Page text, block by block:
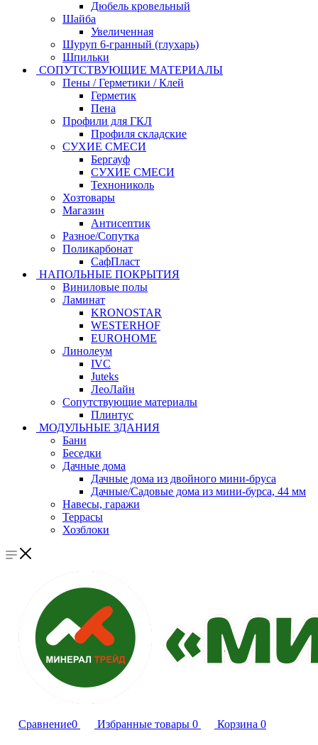
Дюбель кровельный
Шайба
Увеличенная
Шуруп 6-гранный (глухарь)
Шпильки
СОПУТСТВУЮЩИЕ МАТЕРИАЛЫ
Пены / Герметики / Клей
Герметик
Пена
Профили для ГКЛ
Профиля складские
СУХИЕ СМЕСИ
Бергауф
СУХИЕ СМЕСИ
Технониколь
Хозтовары
Магазин
Антисептик
Разное/Сопутка
Поликарбонат
СафПласт
НАПОЛЬНЫЕ ПОКРЫТИЯ
Виниловые полы
Ламинат
KRONOSTAR
WESTERHOF
EUROHOME
Линолеум
IVC
Juteks
ЛеоЛайн
Сопутствующие материалы
Плинтус
МОДУЛЬНЫЕ ЗДАНИЯ
Бани
Беседки
Дачные дома
Дачные дома из двойного мини-бруса
Дачные/Садовые дома из мини-бурса, 44 мм
Навесы, гаражи
Террасы
Хозблоки
Сравнение0 Избранные товары 0 Корзина 0